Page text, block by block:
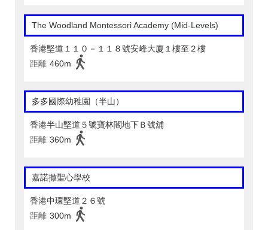
The Woodland Montessori Academy (Mid-Levels)
香港堅道１１０－１１８號安峰大廈１樓至２樓
距離 460m
多多國際幼稚園（半山）
香港半山堅道５號寶林閣地下Ｂ號舖
距離 360m
嘉諾撒聖心學校
香港中環堅道２６號
距離 300m